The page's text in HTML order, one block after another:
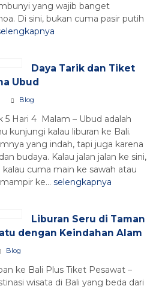
yang wajib banget
Di sini, bukan cuma pasir putih
Daya Tarik dan Tiket
Ubud
Blog
5 Hari 4 Malam – Ubud adalah
kunjungi kalau liburan ke Bali.
yang indah, tapi juga karena
budaya. Kalau jalan jalan ke sini,
cuma main ke sawah atau
ke... selengkapnya
Liburan Seru di Taman
dengan Keindahan Alam
Blog
ke Bali Plus Tiket Pesawat –
wisata di Bali yang beda dari